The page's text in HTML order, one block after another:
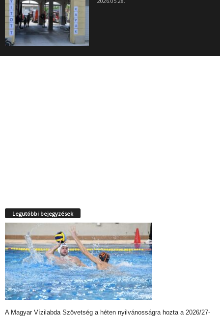
Legutóbbi bejegyzések
A Magyar Vízilabda Szövetség a héten nyilvánosságra hozta a 2026/27-